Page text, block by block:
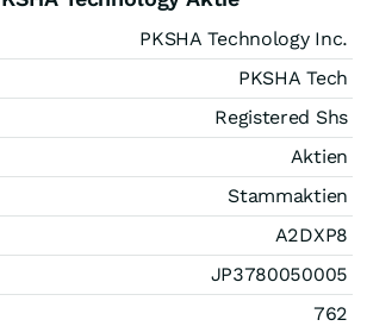
PKSHA Technology Inc.
PKSHA Tech
Registered Shs
Aktien
Stammaktien
A2DXP8
JP3780050005
762